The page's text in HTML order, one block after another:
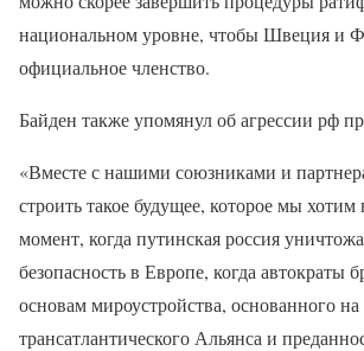
национальном уровне, чтобы Швеция и
официальное членство.
Байден также упомянул об агрессии рф
«Вместе с нашими союзниками и
строить такое будущее, которое мы
момент, когда путинская россия
безопасность в Европе, когда автократы
основам мироустройства, основанного
трансатлантического Альянса и